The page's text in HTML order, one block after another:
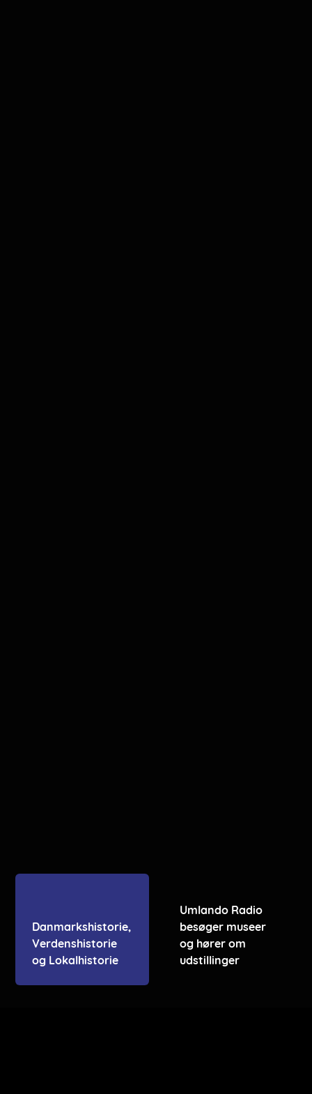
Danmarkshistorie,
Verdenshistorie
og Lokalhistorie
Umlando Radio
besøger museer
og hører om
udstillinger